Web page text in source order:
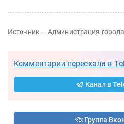
Источник — Администрация
Комментарии переехали в
Канал в
Группа